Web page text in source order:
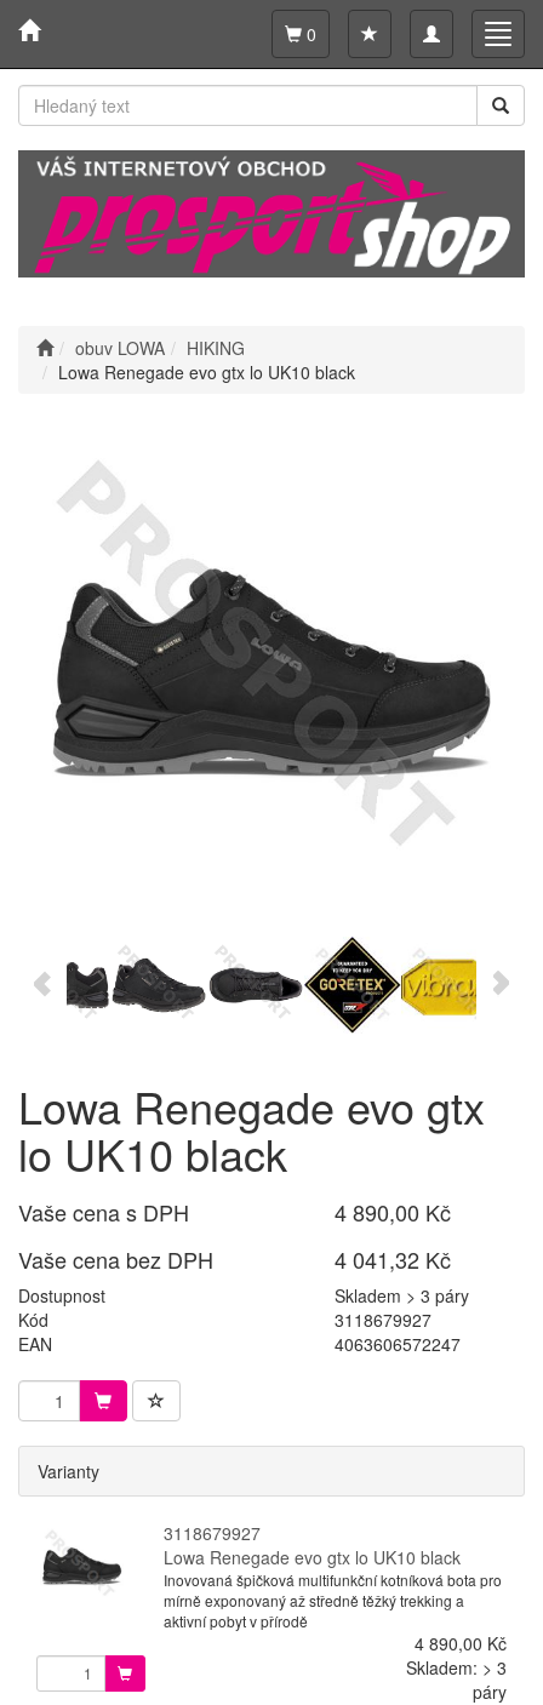
Toggle
navigation
0
obuv LOWA
HIKING
Lowa Renegade evo gtx lo UK10 black
Lowa Renegade evo gtx
lo UK10 black
Vaše cena s DPH
4 890,00 Kč
Vaše cena bez DPH
4 041,32 Kč
Dostupnost
Skladem > 3 páry
Kód
3118679927
EAN
4063606572247
Varianty
3118679927
Lowa Renegade evo gtx lo UK10 black
Inovovaná špičková multifunkční kotníková bota pro
mírně exponovaný až středně těžký trekking a
aktivní pobyt v přírodě
4 890,00 Kč
Skladem: > 3
páry